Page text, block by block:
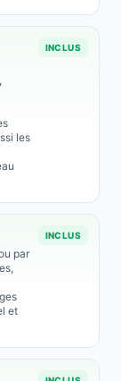
les
INCLUS
par
et
INCLUS